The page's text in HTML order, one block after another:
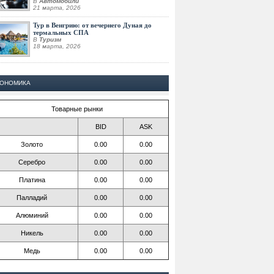
21 марта, 2026
Тур в Венгрию: от вечернего Дуная до
термальных СПА
В Туризм
18 марта, 2026
Товарные рынки
BID ASK
Золото 0.00 0.00
Серебро 0.00 0.00
Платина 0.00 0.00
Палладий 0.00 0.00
Алюминий 0.00 0.00
Никель 0.00 0.00
Медь 0.00 0.00